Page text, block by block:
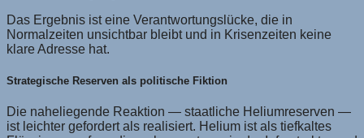
Das Ergebnis ist eine Verantwortungslücke, die in
Normalzeiten unsichtbar bleibt und in Krisenzeiten keine
klare Adresse hat.
Strategische Reserven als politische Fiktion
Die naheliegende Reaktion — staatliche Heliumreserven —
ist leichter gefordert als realisiert. Helium ist als tiefkaltes